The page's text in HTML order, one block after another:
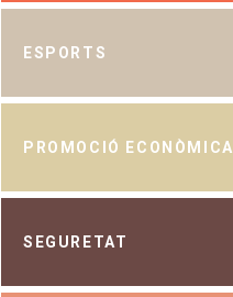
ESPORTS
PROMOCIÓ ECONÒMICA
SEGURETAT